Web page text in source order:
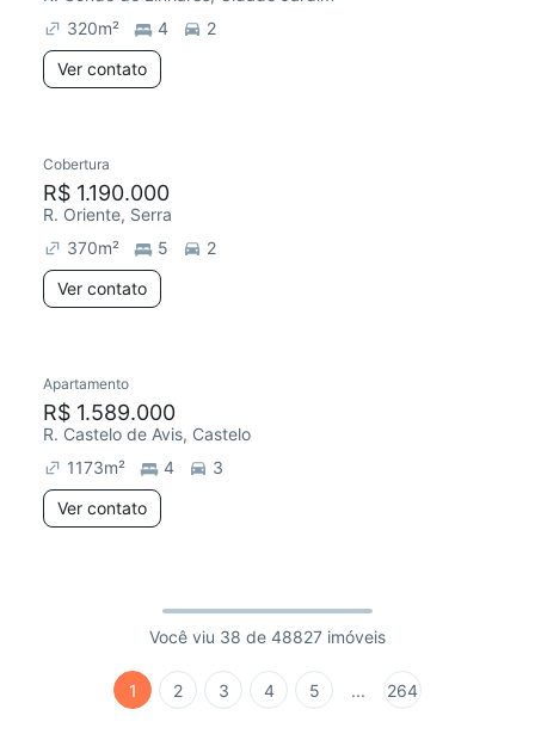
320m² 4
2
Ver contato
Cobertura
R$ 1.190.000
R. Oriente, Serra
370m² 5
2
Ver contato
Apartamento
R$ 1.589.000
R. Castelo de Avis, Castelo
1173m² 4
3
Ver contato
Você viu 38 de 48827 imóveis
1 2 3 4 5 ... 264